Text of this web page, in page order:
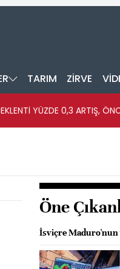
TARIM ZİRVE
YÜZDE 0,3 ARTIŞ,
Öne
İsviçre Maduro'nun